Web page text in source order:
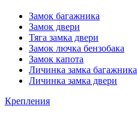
Замок багажника
Замок двери
Тяга замка двери
Замок лючка бензобака
Замок капота
Личинка замка багажника
Личинка замка двери
Крепления